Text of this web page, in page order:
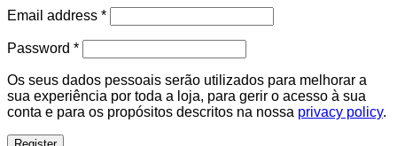
Email address *Required
Password *Required
Os seus dados pessoais serão utilizados para melhorar a
sua experiência por toda a loja, para gerir o acesso à sua
conta e para os propósitos descritos na nossa privacy policy.